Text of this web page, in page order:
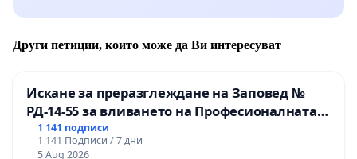
Други петиции, които може да Ви интересуват
Искане за преразглеждане на Заповед №
РД-14-55 за вливането на Професионалната
гимназия по промишлени технологии в
Професионалната гимназия по икономика и
1 141 подписи
1 141 Подписи / 7 дни
5 Aug 2026